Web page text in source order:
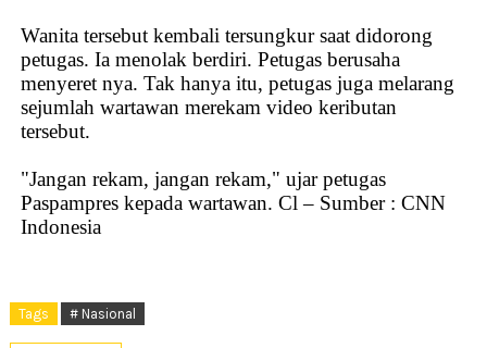
Wanita tersebut kembali tersungkur saat didorong
petugas. Ia menolak berdiri. Petugas berusaha
menyeret nya. Tak hanya itu, petugas juga melarang
sejumlah wartawan merekam video keributan
tersebut.
"Jangan rekam, jangan rekam," ujar petugas
Paspampres kepada wartawan. Cl – Sumber : CNN
Indonesia
Tags # Nasional